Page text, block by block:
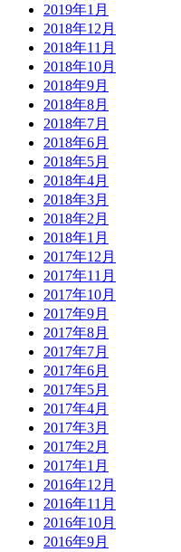
2019年1月
2018年12月
2018年11月
2018年10月
2018年9月
2018年8月
2018年7月
2018年6月
2018年5月
2018年4月
2018年3月
2018年2月
2018年1月
2017年12月
2017年11月
2017年10月
2017年9月
2017年8月
2017年7月
2017年6月
2017年5月
2017年4月
2017年3月
2017年2月
2017年1月
2016年12月
2016年11月
2016年10月
2016年9月